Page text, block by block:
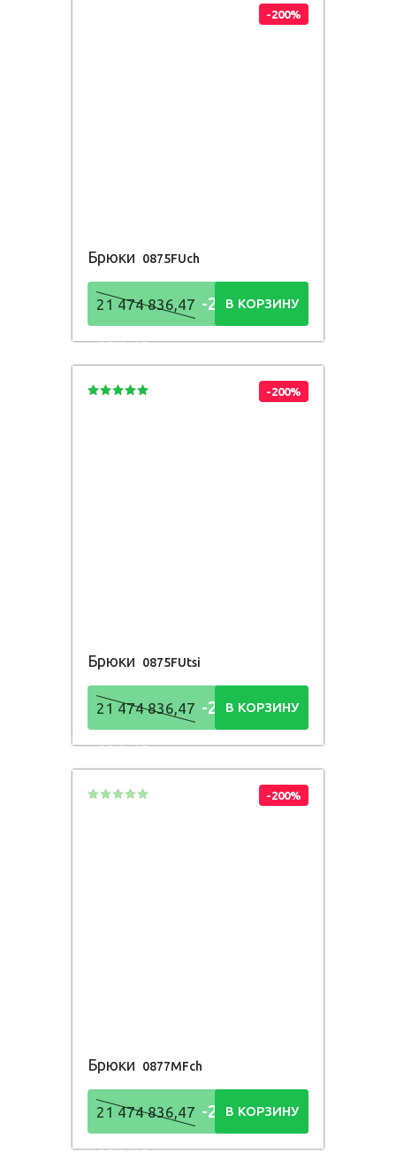
-200%
Брюки 0875FUch
21 474 836,47 -21 474
836,48Р
В КОРЗИНУ
-200%
Брюки 0875FUtsi
21 474 836,47 -21 474
836,48Р
В КОРЗИНУ
-200%
Брюки 0877MFch
21 474 836,47 -21 474
836,48Р
В КОРЗИНУ